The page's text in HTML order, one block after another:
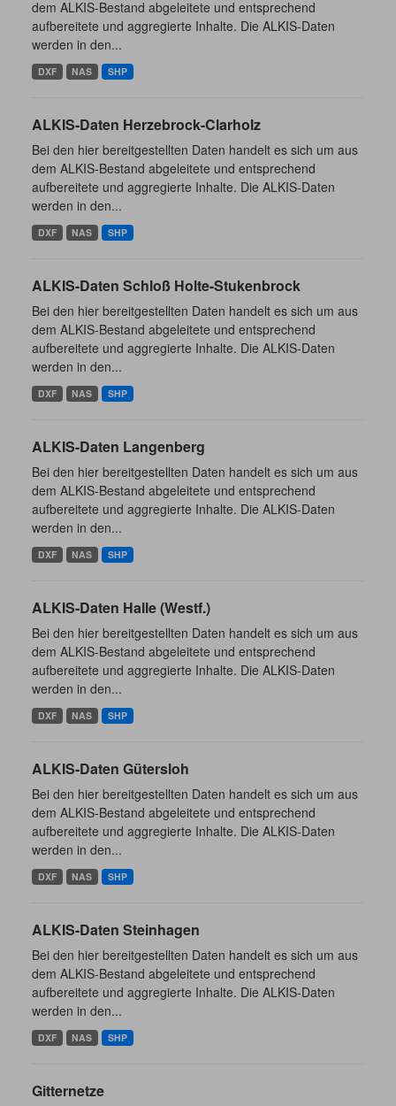
dem ALKIS-Bestand abgeleitete und entsprechend
aufbereitete und aggregierte Inhalte. Die ALKIS-Daten
werden in den...
DXF NAS SHP
ALKIS-Daten Herzebrock-Clarholz
Bei den hier bereitgestellten Daten handelt es sich um aus
dem ALKIS-Bestand abgeleitete und entsprechend
aufbereitete und aggregierte Inhalte. Die ALKIS-Daten
werden in den...
DXF NAS SHP
ALKIS-Daten Schloß Holte-Stukenbrock
Bei den hier bereitgestellten Daten handelt es sich um aus
dem ALKIS-Bestand abgeleitete und entsprechend
aufbereitete und aggregierte Inhalte. Die ALKIS-Daten
werden in den...
DXF NAS SHP
ALKIS-Daten Langenberg
Bei den hier bereitgestellten Daten handelt es sich um aus
dem ALKIS-Bestand abgeleitete und entsprechend
aufbereitete und aggregierte Inhalte. Die ALKIS-Daten
werden in den...
DXF NAS SHP
ALKIS-Daten Halle (Westf.)
Bei den hier bereitgestellten Daten handelt es sich um aus
dem ALKIS-Bestand abgeleitete und entsprechend
aufbereitete und aggregierte Inhalte. Die ALKIS-Daten
werden in den...
DXF NAS SHP
ALKIS-Daten Gütersloh
Bei den hier bereitgestellten Daten handelt es sich um aus
dem ALKIS-Bestand abgeleitete und entsprechend
aufbereitete und aggregierte Inhalte. Die ALKIS-Daten
werden in den...
DXF NAS SHP
ALKIS-Daten Steinhagen
Bei den hier bereitgestellten Daten handelt es sich um aus
dem ALKIS-Bestand abgeleitete und entsprechend
aufbereitete und aggregierte Inhalte. Die ALKIS-Daten
werden in den...
DXF NAS SHP
Gitternetze